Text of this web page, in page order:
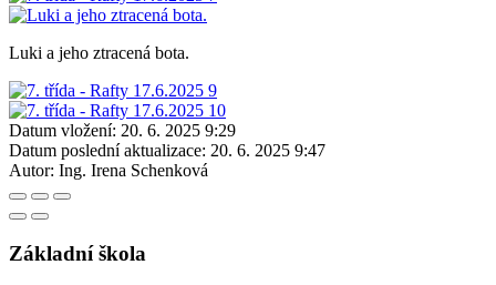
Luki a jeho ztracená bota.
Datum vložení: 20. 6. 2025 9:29
Datum poslední aktualizace: 20. 6. 2025 9:47
Autor: Ing. Irena Schenková
Základní škola